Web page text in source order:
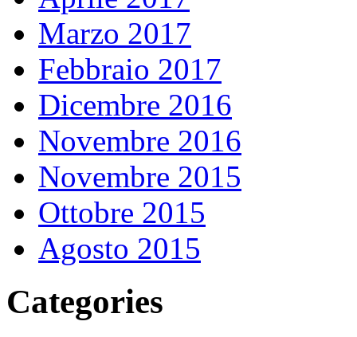
Marzo 2017
Febbraio 2017
Dicembre 2016
Novembre 2016
Novembre 2015
Ottobre 2015
Agosto 2015
Categories